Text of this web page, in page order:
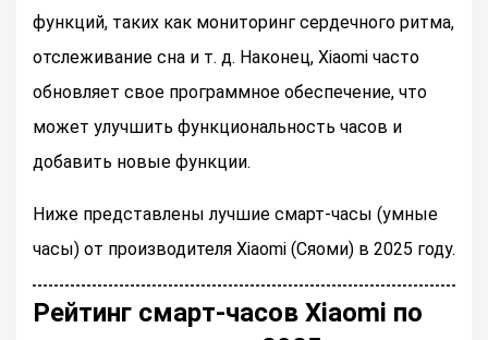
функций, таких как мониторинг сердечного ритма,
отслеживание сна и т. д. Наконец, Xiaomi часто
обновляет свое программное обеспечение, что
может улучшить функциональность часов и
добавить новые функции.
Ниже представлены лучшие смарт-часы (умные
часы) от производителя Xiaomi (Сяоми) в 2025 году.
Рейтинг смарт-часов Xiaomi по